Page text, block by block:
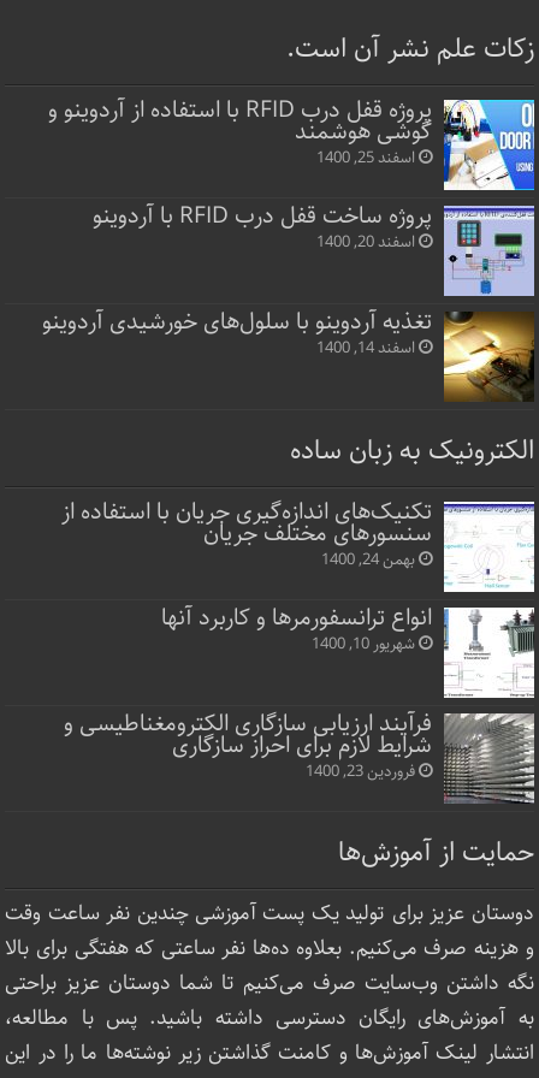
زکات علم نشر آن است.
پروژه قفل‌ درب RFID با استفاده از آردوینو و
گوشی هوشمند
اسفند 25, 1400
پروژه ساخت قفل‌ درب RFID با آردوینو
اسفند 20, 1400
تغذیه آردوینو با سلول‌های خورشیدی آردوینو
اسفند 14, 1400
الکترونیک به زبان ساده
تکنیک‌های اندازه‌گیری جریان با استفاده از
سنسورهای مختلف جریان
بهمن 24, 1400
انواع ترانسفورمرها و کاربرد آنها
شهریور 10, 1400
فرآیند ارزیابی سازگاری الکترومغناطیسی و
شرایط لازم برای احراز سازگاری
فروردین 23, 1400
حمایت از آموزش‌ها
دوستان عزیز برای تولید یک پست آموزشی چندین نفر ساعت‌ وقت
و هزینه صرف می‌کنیم. بعلاوه ده‌ها نفر ساعتی که هفتگی برای بالا
نگه داشتن وب‌سایت صرف ‌می‌کنیم تا شما دوستان عزیز براحتی
به آموزش‌های رایگان دسترسی داشته باشید. پس با مطالعه،
انتشار لینک‌ آموزش‌ها و کامنت گذاشتن زیر نوشته‌‌ها ما را در این